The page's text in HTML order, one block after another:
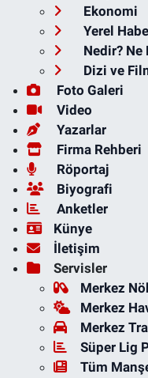
Ekonomi
Yerel
Nedir? Ne
Dizi ve
Foto Galeri
Video
Yazarlar
Firma Rehberi
Röportaj
Biyografi
Anketler
Künye
İletişim
Servisler
Merkez
Merkez
Merkez
Süper Lig
Tüm